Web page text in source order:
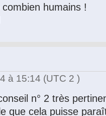
humains !
à 15:14 (UTC 2 )
n° 2 très
que cela puisse